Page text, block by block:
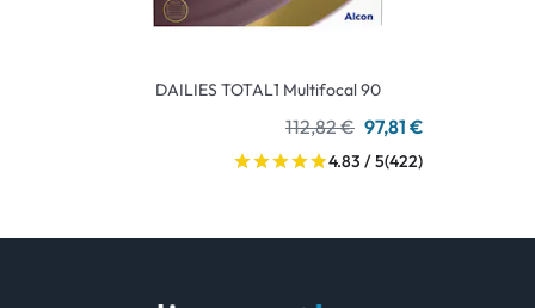
DAILIES TOTAL1 Multifocal 90
112,82 € 97,81 €
4.83 / 5(422)